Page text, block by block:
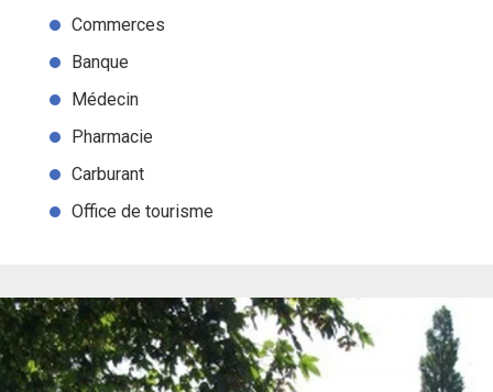
Commerces
Banque
Médecin
Pharmacie
Carburant
Office de tourisme